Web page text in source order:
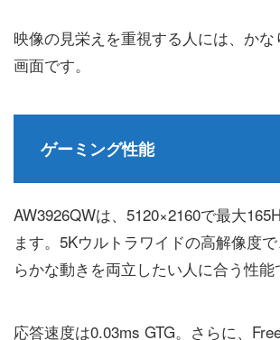
映像の見栄えを重視する人には、か
画面です。
ゲーミング性能
AW3926QWは、5120×2160で最大
ます。5Kウルトラワイドの高解像度
らかな動きを両立したい人に合う性能
応答速度は0.03ms GTG。さらに、